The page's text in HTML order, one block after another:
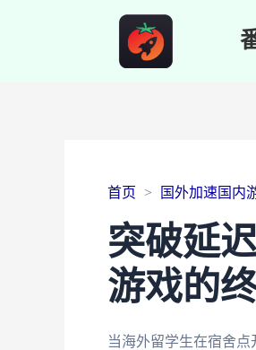
首页 国外加速国内
突破延
游戏的
当海外留学生在宿舍